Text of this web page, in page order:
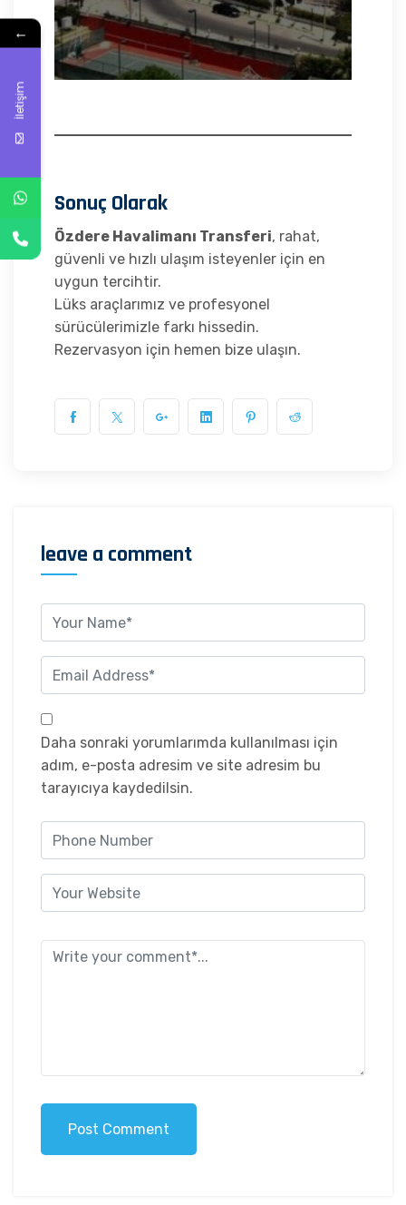
Sonuç Olarak
Özdere Havalimanı Transferi, rahat,
güvenli ve hızlı ulaşım isteyenler için en
uygun tercihtir.
Lüks araçlarımız ve profesyonel
sürücülerimizle farkı hissedin.
Rezervasyon için hemen bize ulaşın.
leave a comment
Daha sonraki yorumlarımda kullanılması için
adım, e-posta adresim ve site adresim bu
tarayıcıya kaydedilsin.
Post Comment
←
İletişim